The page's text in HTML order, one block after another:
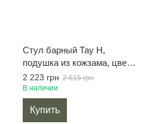
Стул барный Тау Н,
подушка из кожзама, цвет
черный
2 223 грн 2 615 грн
В наличии
Купить